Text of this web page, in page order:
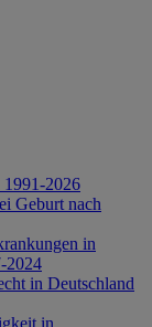
2026
Geburt nach
in
2024
in Deutschland
in